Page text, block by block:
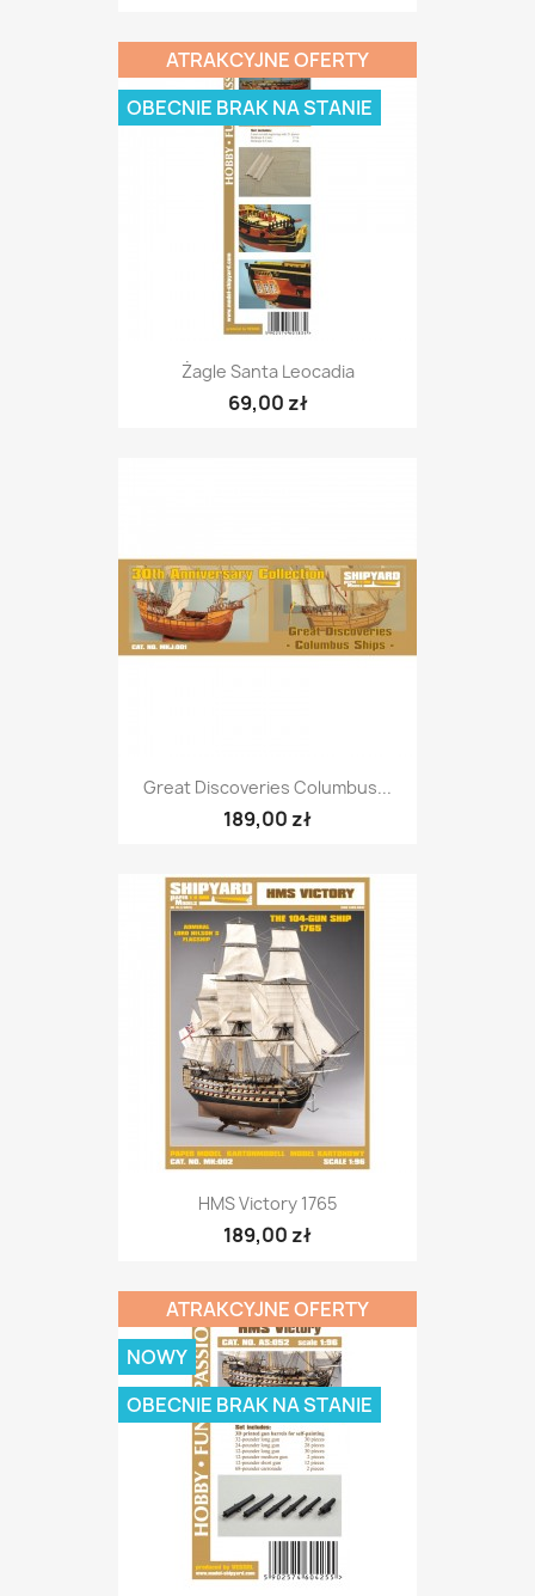
Żagle Santa Leocadia
69,00 zł
ATRAKCYJNE OFERTY
OBECNIE BRAK NA STANIE
Great Discoveries Columbus...
189,00 zł
HMS Victory 1765
189,00 zł
ATRAKCYJNE OFERTY
NOWY
OBECNIE BRAK NA STANIE